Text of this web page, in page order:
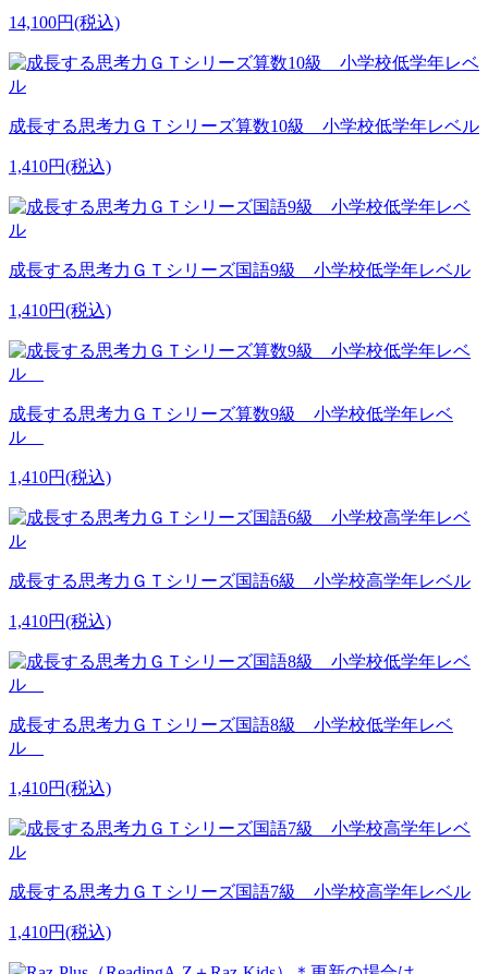
14,100円(税込)
成長する思考力ＧＴシリーズ算数10級 小学校低学年レベル
1,410円(税込)
成長する思考力ＧＴシリーズ国語9級 小学校低学年レベル
1,410円(税込)
成長する思考力ＧＴシリーズ算数9級 小学校低学年レベ
ル
1,410円(税込)
成長する思考力ＧＴシリーズ国語6級 小学校高学年レベル
1,410円(税込)
成長する思考力ＧＴシリーズ国語8級 小学校低学年レベ
ル
1,410円(税込)
成長する思考力ＧＴシリーズ国語7級 小学校高学年レベル
1,410円(税込)